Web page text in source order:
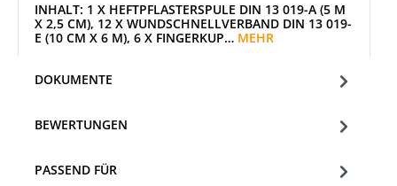
INHALT: 1 X HEFTPFLASTERSPULE DIN 13 019-A (5 M
X 2,5 CM), 12 X WUNDSCHNELLVERBAND DIN 13 019-
E (10 CM X 6 M), 6 X FINGERKUP… MEHR
DOKUMENTE
BEWERTUNGEN
PASSEND FÜR